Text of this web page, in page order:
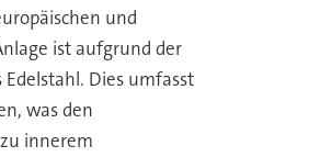
und
ist aufgrund der
Dies umfasst
was den
innerem